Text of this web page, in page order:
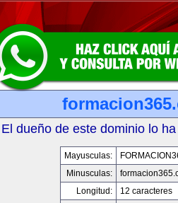
El dueño de este dominio lo
Mayusculas:
Minusculas:
Longitud:
12 caracteres